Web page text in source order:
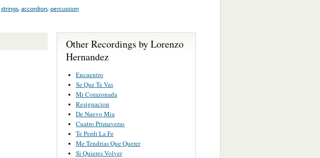
strings,accordion, percussion
Other Recordings by Lorenzo
Hernandez
Encuentro
Se Que Te Vas
Mi Corazonada
Resignacion
De Nuevo Mia
Cuatro Primaveras
Te Perdi La Fe
Me Tendrias Que Querer
Si Quieres Volver